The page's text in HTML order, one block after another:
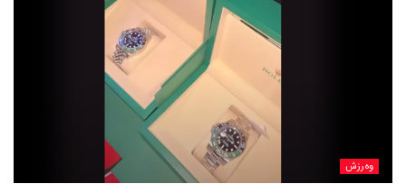
وەرزش